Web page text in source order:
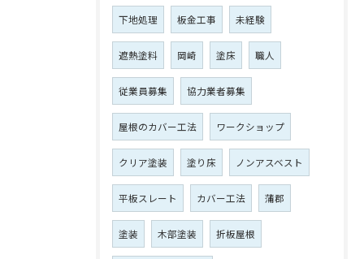
下地処理 板金工事 未経験
遮熱塗料 岡崎 塗床 職人
従業員募集 協力業者募集
屋根のカバー工法 ワークショップ
クリア塗装 塗り床 ノンアスベスト
平板スレート カバー工法 蒲郡
塗装 木部塗装 折板屋根